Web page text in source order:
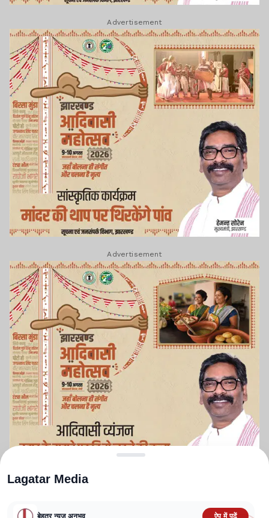
Advertisement
Advertisement
Lagatar Media
बेहतर न्यूज़ अनुभव ऐप में पढ़ें